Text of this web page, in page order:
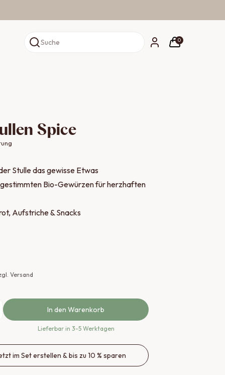
Suche 0
Spice
Stulle das gewisse Etwas
Bio-Gewürzen für herzhaften
Aufstriche & Snacks
Versand
In den Warenkorb
Lieferbar in 3-5 Werktagen
im Set erstellen & bis zu 10 % sparen